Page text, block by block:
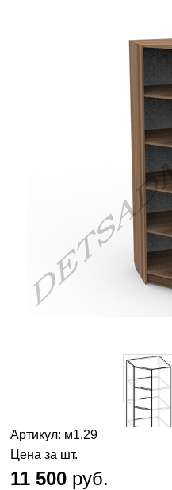
Артикул: м1.29
Цена за шт.
11 500 руб.